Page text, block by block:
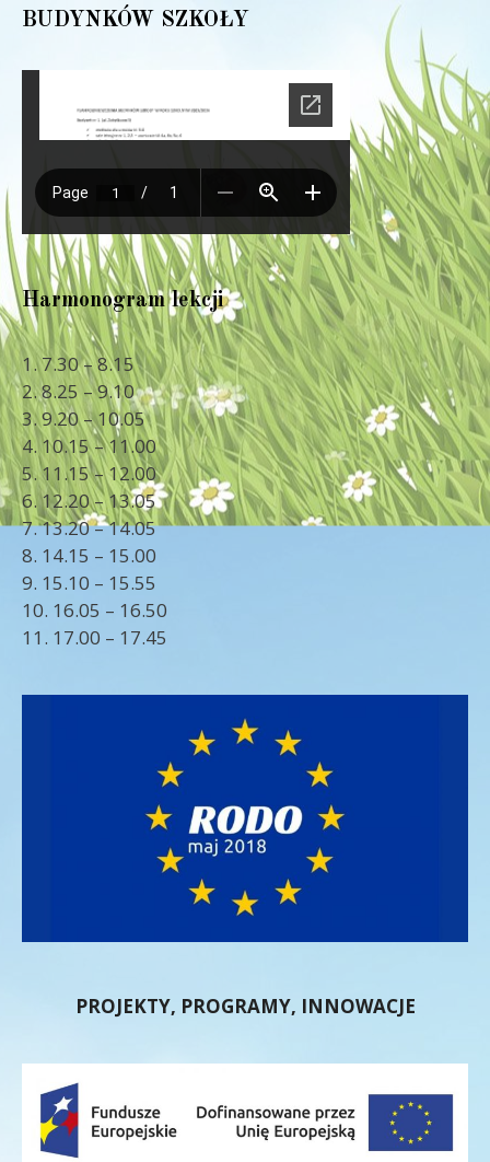
BUDYNKÓW SZKOŁY
Harmonogram lekcji
1. 7.30 – 8.15
2. 8.25 – 9.10
3. 9.20 – 10.05
4. 10.15 – 11.00
5. 11.15 – 12.00
6. 12.20 – 13.05
7. 13.20 – 14.05
8. 14.15 – 15.00
9. 15.10 – 15.55
10. 16.05 – 16.50
11. 17.00 – 17.45
PROJEKTY, PROGRAMY, INNOWACJE